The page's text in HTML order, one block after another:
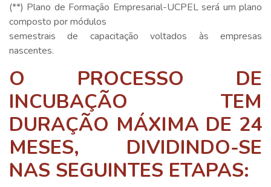
(**) Plano de Formação Empresarial-UCPEL será um plano
composto por módulos
semestrais de capacitação voltados às empresas
nascentes.
O PROCESSO DE
INCUBAÇÃO TEM
DURAÇÃO MÁXIMA DE 24
MESES, DIVIDINDO-SE
NAS SEGUINTES ETAPAS: